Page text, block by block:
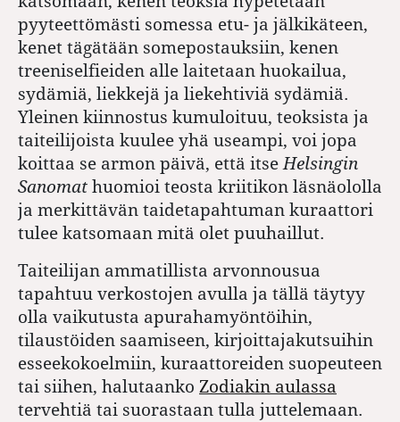
pyyteettömästi somessa etu- ja jälkikäteen,
kenet tägätään somepostauksiin, kenen
treeniselfieiden alle laitetaan huokailua,
sydämiä, liekkejä ja liekehtiviä sydämiä.
Yleinen kiinnostus kumuloituu, teoksista ja
taiteilijoista kuulee yhä useampi, voi jopa
koittaa se armon päivä, että itseHelsingin
Sanomat huomioi teosta kriitikon läsnäololla
ja merkittävän taidetapahtuman kuraattori
tulee katsomaan mitä olet puuhaillut.
Taiteilijan ammatillista arvonnousua
tapahtuu verkostojen avulla ja tällä täytyy
olla vaikutusta apurahamyöntöihin,
tilaustöiden saamiseen, kirjoittajakutsuihin
esseekokoelmiin, kuraattoreiden suopeuteen
tai siihen, halutaanko Zodiakin aulassa
tervehtiä tai suorastaan tulla juttelemaan.